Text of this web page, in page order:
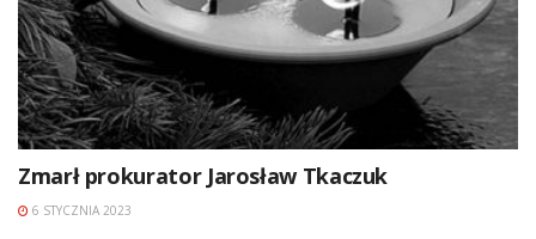
Zmarł prokurator Jarosław Tkaczuk
6 STYCZNIA 2023